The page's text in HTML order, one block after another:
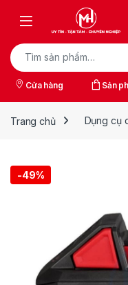
Tìm kiếm:
Cửa hàng Sản
Trang chủ Dụng cụ
-49%